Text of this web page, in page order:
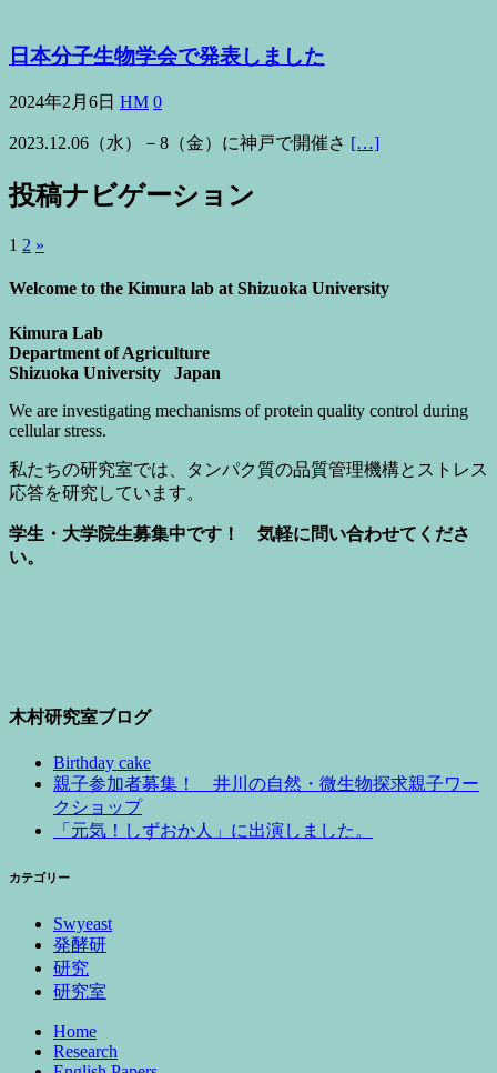
日本分子生物学会で発表しました
2024年2月6日 HM 0
2023.12.06（水）－8（金）に神戸で開催さ […]
投稿ナビゲーション
1 2 »
Welcome to the Kimura lab at Shizuoka University
Kimura Lab
Department of Agriculture
Shizuoka University Japan
We are investigating mechanisms of protein quality control during
cellular stress.
私たちの研究室では、タンパク質の品質管理機構とストレス
応答を研究しています。
学生・大学院生募集中です！ 気軽に問い合わせてくださ
い。
木村研究室ブログ
Birthday cake
親子参加者募集！ 井川の自然・微生物探求親子ワー
クショップ
「元気！しずおか人」に出演しました。
カテゴリー
Swyeast
発酵研
研究
研究室
Home
Research